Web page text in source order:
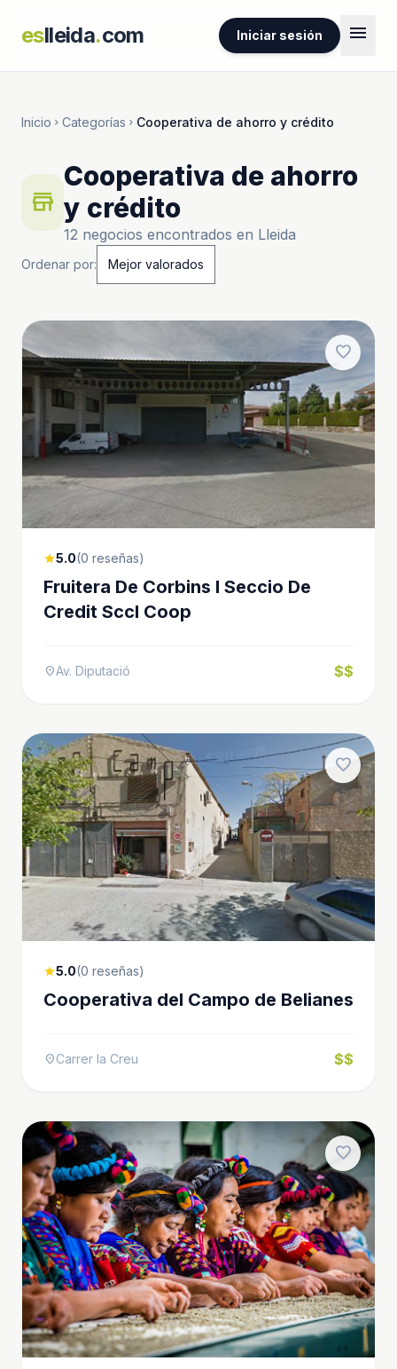
eslleida.com Iniciar sesión menu
Inicio chevron_right Categorías chevron_right Cooperativa de ahorro y crédito
store
Cooperativa de ahorro
y crédito
12 negocios encontrados en Lleida
Ordenar por:
favorite
star5.0(0 reseñas)
Fruitera De Corbins I Seccio De
Credit Sccl Coop
location_onAv. Diputació $$
favorite
star5.0(0 reseñas)
Cooperativa del Campo de Belianes
location_onCarrer la Creu $$
favorite